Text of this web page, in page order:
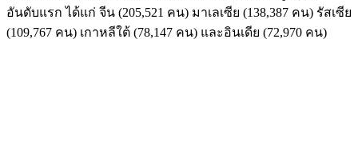
อันดับแรก ได้แก่ จีน (205,521 คน) มาเลเซีย (138,387 คน) รัสเซีย
(109,767 คน) เกาหลีใต้ (78,147 คน) และอินเดีย (72,970 คน)